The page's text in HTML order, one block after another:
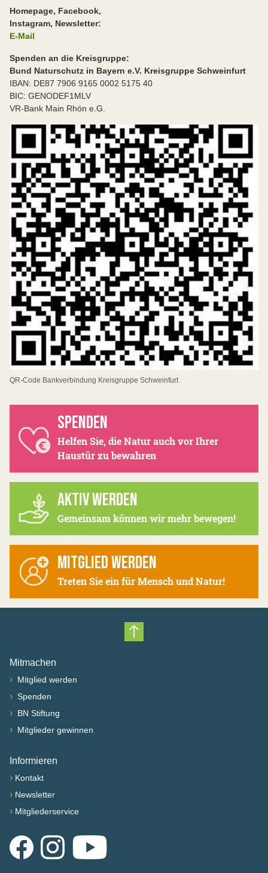
Homepage, Facebook,
Instagram, Newsletter:
E-Mail
Spenden an die Kreisgruppe:
Bund Naturschutz in Bayern e.V. Kreisgruppe Schweinfurt
IBAN: DE87 7906 9165 0002 5175 40
BIC: GENODEF1MLV
VR-Bank Main Rhön e.G.
QR-Code Bankverbindung Kreisgruppe Schweinfurt
SPENDEN
Helfen Sie, die Natur auch vor Ihrer
Haustür zu bewahren
AKTIV WERDEN
Gemeinsam können wir mehr bewegen!
MITGLIED WERDEN
Treten Sie ein für Mensch und Natur!
Nach oben scrollen
Mitmachen
› Mitglied werden
› Spenden
› BN Stiftung
› Mitglieder gewinnen
Informieren
› Kontakt
› Newsletter
› Mitgliederservice
FacebookInstagramYouTube